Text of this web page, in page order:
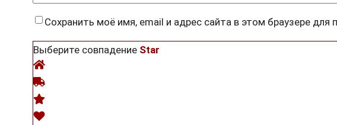
Сохранить моё имя, email и адрес сайта в этом браузере
Выберите совпадение Star